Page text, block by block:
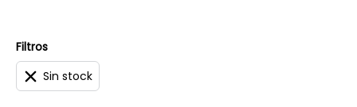
Filtros
Sin stock